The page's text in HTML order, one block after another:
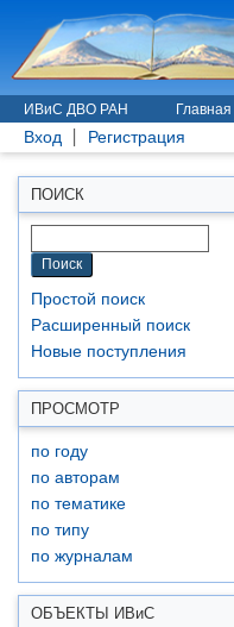
ИВиС ДВО РАН Главная
Вход Регистрация
ПОИСК
Простой поиск
Расширенный поиск
Новые поступления
ПРОСМОТР
по году
по авторам
по тематике
по типу
по журналам
ОБЪЕКТЫ ИВиС